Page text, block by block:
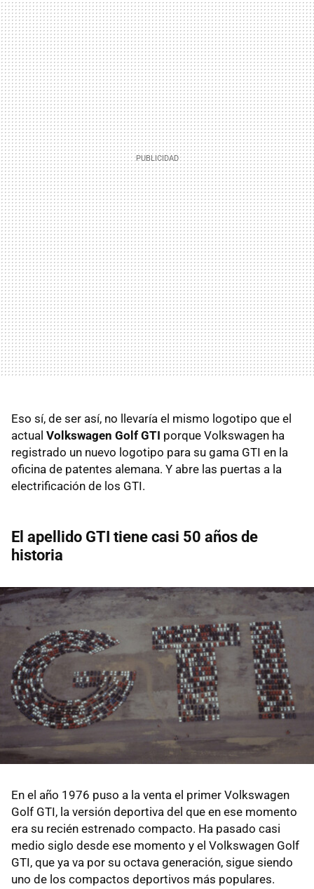
Eso sí, de ser así, no llevaría el mismo logotipo que el
actual Volkswagen Golf GTI porque Volkswagen ha
registrado un nuevo logotipo para su gama GTI en la
oficina de patentes alemana. Y abre las puertas a la
electrificación de los GTI.
El apellido GTI tiene casi 50 años de
historia
En el año 1976 puso a la venta el primer Volkswagen
Golf GTI, la versión deportiva del que en ese momento
era su recién estrenado compacto. Ha pasado casi
medio siglo desde ese momento y el Volkswagen Golf
GTI, que ya va por su octava generación, sigue siendo
uno de los compactos deportivos más populares.